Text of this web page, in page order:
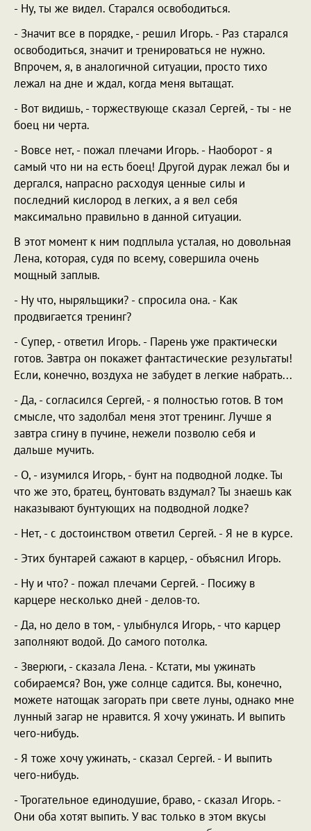
- Ну, ты же видел. Старался освободиться.
- Значит все в порядке, - решил Игорь. - Раз старался
освободиться, значит и тренироваться не нужно.
Впрочем, я, в аналогичной ситуации, просто тихо
лежал на дне и ждал, когда меня вытащат.
- Вот видишь, - торжествующе сказал Сергей, - ты - не
боец ни черта.
- Вовсе нет, - пожал плечами Игорь. - Наоборот - я
самый что ни на есть боец! Другой дурак лежал бы и
дергался, напрасно расходуя ценные силы и
последний кислород в легких, а я вел себя
максимально правильно в данной ситуации.
В этот момент к ним подплыла усталая, но довольная
Лена, которая, судя по всему, совершила очень
мощный заплыв.
- Ну что, ныряльщики? - спросила она. - Как
продвигается тренинг?
- Супер, - ответил Игорь. - Парень уже практически
готов. Завтра он покажет фантастические результаты!
Если, конечно, воздуха не забудет в легкие набрать...
- Да, - согласился Сергей, - я полностью готов. В том
смысле, что задолбал меня этот тренинг. Лучше я
завтра сгину в пучине, нежели позволю себя и
дальше мучить.
- О, - изумился Игорь, - бунт на подводной лодке. Ты
что же это, братец, бунтовать вздумал? Ты знаешь как
наказывают бунтующих на подводной лодке?
- Нет, - с достоинством ответил Сергей. - Я не в курсе.
- Этих бунтарей сажают в карцер, - объяснил Игорь.
- Ну и что? - пожал плечами Сергей. - Посижу в
карцере несколько дней - делов-то.
- Да, но дело в том, - улыбнулся Игорь, - что карцер
заполняют водой. До самого потолка.
- Зверюги, - сказала Лена. - Кстати, мы ужинать
собираемся? Вон, уже солнце садится. Вы, конечно,
можете натощак загорать при свете луны, однако мне
лунный загар не нравится. Я хочу ужинать. И выпить
чего-нибудь.
- Я тоже хочу ужинать, - сказал Сергей. - И выпить
чего-нибудь.
- Трогательное единодушие, браво, - сказал Игорь. -
Они оба хотят выпить. У вас только в этом вкусы